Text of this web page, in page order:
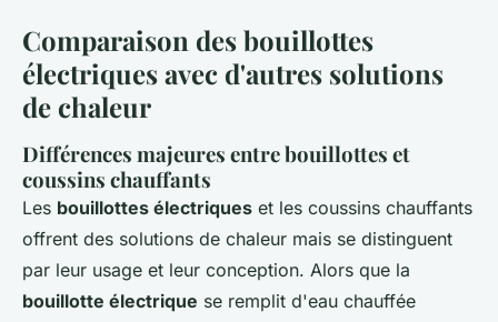
Comparaison des bouillottes
électriques avec d'autres solutions
de chaleur
Différences majeures entre bouillottes et
coussins chauffants
Les bouillottes électriques et les coussins chauffants
offrent des solutions de chaleur mais se distinguent
par leur usage et leur conception. Alors que la
bouillotte électrique se remplit d'eau chauffée